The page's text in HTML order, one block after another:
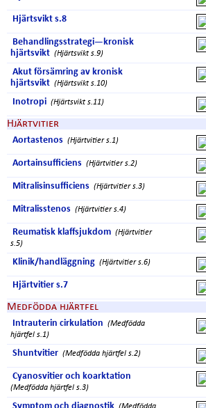
Hjärtsvikt s.8
Behandlingsstrategi—kronisk
hjärtsvikt (Hjärtsvikt s.9)
Akut försämring av kronisk
hjärtsvikt (Hjärtsvikt s.10)
Inotropi (Hjärtsvikt s.11)
Hjärtvitier
Aortastenos (Hjärtvitier s.1)
Aortainsufficiens (Hjärtvitier s.2)
Mitralisinsufficiens (Hjärtvitier s.3)
Mitralisstenos (Hjärtvitier s.4)
Reumatisk klaffsjukdom (Hjärtvitier
s.5)
Klinik/handläggning (Hjärtvitier s.6)
Hjärtvitier s.7
Medfödda hjärtfel
Intrauterin cirkulation (Medfödda
hjärtfel s.1)
Shuntvitier (Medfödda hjärtfel s.2)
Cyanosvitier och koarktation
(Medfödda hjärtfel s.3)